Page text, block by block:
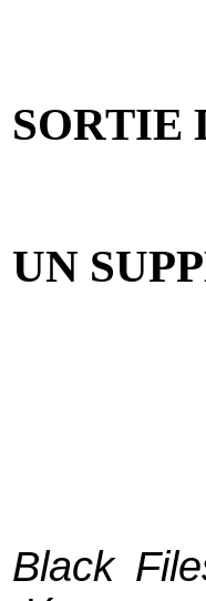
SORTIE
UN
Black